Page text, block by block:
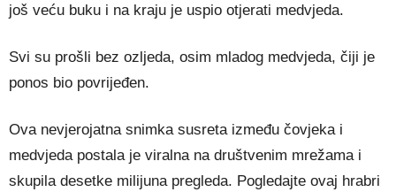
još veću buku i na kraju je uspio otjerati medvjeda.
Svi su prošli bez ozljeda, osim mladog medvjeda, čiji je
ponos bio povrijeđen.
Ova nevjerojatna snimka susreta između čovjeka i
medvjeda postala je viralna na društvenim mrežama i
skupila desetke milijuna pregleda. Pogledajte ovaj hrabri